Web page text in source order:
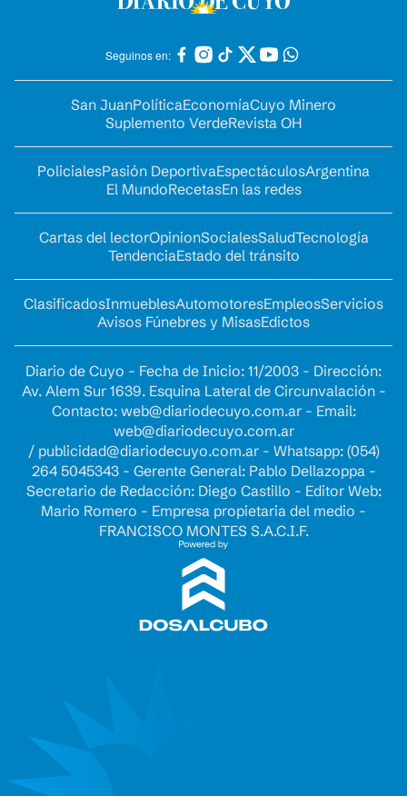
Seguinos en:
San JuanPolíticaEconomíaCuyo Minero
Suplemento VerdeRevista OH
PolicialesPasión DeportivaEspectáculosArgentina
El MundoRecetasEn las redes
Cartas del lectorOpinionSocialesSaludTecnología
TendenciaEstado del tránsito
ClasificadosInmueblesAutomotoresEmpleosServicios
Avisos Fúnebres y MisasEdictos
Diario de Cuyo - Fecha de Inicio: 11/2003 - Dirección:
Av. Alem Sur 1639. Esquina Lateral de Circunvalación -
Contacto: web@diariodecuyo.com.ar- Email:
web@diariodecuyo.com.ar
/ publicidad@diariodecuyo.com.ar- Whatsapp: (054)
264 5045343 - Gerente General: Pablo Dellazoppa -
Secretario de Redacción: Diego Castillo - Editor Web:
Mario Romero - Empresa propietaria del medio -
FRANCISCO MONTES S.A.C.I.F.